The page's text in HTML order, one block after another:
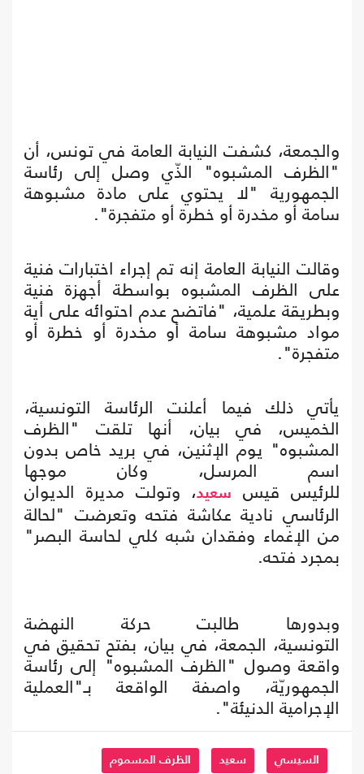
والجمعة، كشفت النيابة العامة في تونس، أن
"الظرف المشبوه" الذّي وصل إلى رئاسة
الجمهورية "لا يحتوي على مادة مشبوهة
سامة أو مخدرة أو خطرة أو متفجرة".
وقالت النيابة العامة إنه تم إجراء اختبارات فنية
على الظرف المشبوه بواسطة أجهزة فنية
وبطريقة علمية، "فاتضح عدم احتوائه على أية
مواد مشبوهة سامة أو مخدرة أو خطرة أو
متفجرة".
يأتي ذلك فيما أعلنت الرئاسة التونسية،
الخميس، في بيان، أنها تلقت "الظرف
المشبوه" يوم الإثنين، في بريد خاص بدون
اسم المرسل، وكان موجها
للرئيس قيس سعيد، وتولت مديرة الديوان
الرئاسي نادية عكاشة فتحه وتعرضت "لحالة
من الإغماء وفقدان شبه كلي لحاسة البصر"
بمجرد فتحه.
وبدورها طالبت حركة النهضة
التونسية، الجمعة، في بيان، بفتح تحقيق في
واقعة وصول "الظرف المشبوه" إلى رئاسة
الجمهوريّة، واصفة الواقعة بـ"العملية
الإجرامية الدنيئة".
السيسي سعيد الظرف المسموم